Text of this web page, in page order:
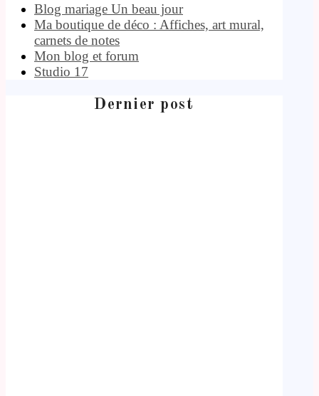
Blog mariage Un beau jour
Ma boutique de déco : Affiches, art mural,
carnets de notes
Mon blog et forum
Studio 17
Dernier post